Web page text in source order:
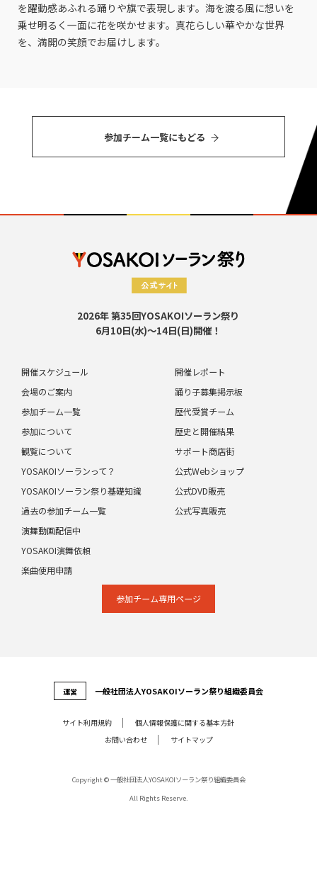
を躍動感あふれる踊りや旗で表現します。海を渡る風に想いを
乗せ明るく一面に花を咲かせます。真花らしい華やかな世界
を、満開の笑顔でお届けします。
参加チーム⼀覧にもどる
2026年 第35回YOSAKOIソーラン祭り
6月10日(水)～14日(日)開催！
開催スケジュール
会場のご案内
参加チーム一覧
参加について
観覧について
開催レポート
踊り子募集掲示板
歴代受賞チーム
歴史と開催結果
サポート商店街
YOSAKOIソーランって？
YOSAKOIソーラン祭り基礎知識
過去の参加チーム一覧
演舞動画配信中
公式Webショップ
公式DVD販売
公式写真販売
YOSAKOI演舞依頼
楽曲使用申請
参加チーム専⽤ページ
運営 ⼀般社団法⼈YOSAKOIソーラン祭り組織委員会
サイト利⽤規約
個⼈情報保護に関する基本⽅針
お問い合わせ
サイトマップ
Copyright © 一般社団法人YOSAKOIソーラン祭り組織委員会
All Rights Reserve.